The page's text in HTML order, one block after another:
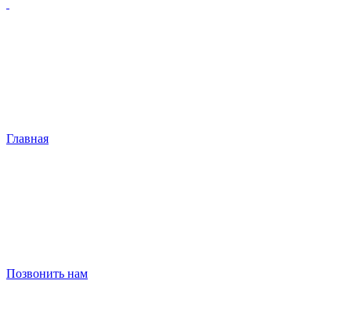
Главная
Позвонить нам